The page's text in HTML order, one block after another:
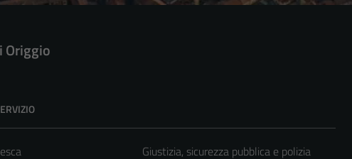
Origgio
Giustizia, sicurezza pubblica e polizia